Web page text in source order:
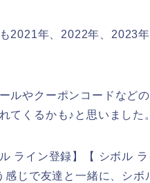
2021年、2022年、2023
ルやクーポンコードなど
てくるかも♪と思いました。
ライン登録】【 シボル ラ
感じで友達と一緒に、シ